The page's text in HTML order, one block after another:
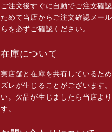
ご注文後すぐに自動でご注文確
ためて当店からご注文確認メー
らを必ずご確認ください。
在庫について
実店舗と在庫を共有しているた
ズレが生じることがございます
い。欠品が生じましたら当店よ
す。